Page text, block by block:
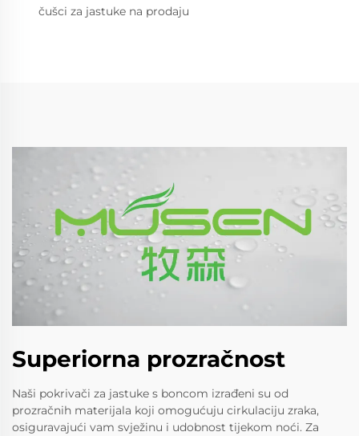
čušci za jastuke na prodaju
Superiorna prozračnost
Naši pokrivači za jastuke s boncom izrađeni su od
prozračnih materijala koji omogućuju cirkulaciju zraka,
osiguravajući vam svježinu i udobnost tijekom noći. Za